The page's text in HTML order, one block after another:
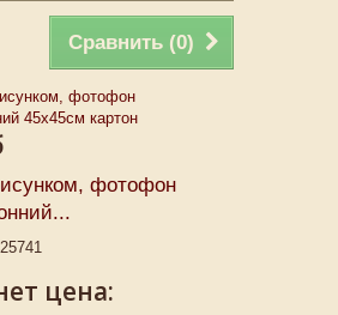
Сравнить (0)
фотофон
цена: